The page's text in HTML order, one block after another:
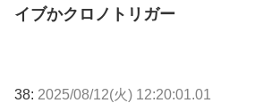
イブかクロノトリガー
38: 2025/08/12(火) 12:20:01.01